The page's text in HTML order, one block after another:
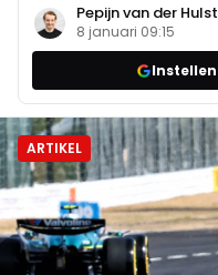
Pepijn van der Hulst
8 januari 09:15
ARTIKEL